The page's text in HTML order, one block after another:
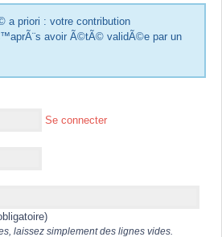
a priori : votre contribution
avoir Ã©tÃ© validÃ©e par un
Se connecter
de votre message (obligatoire)
laissez simplement des lignes vides.